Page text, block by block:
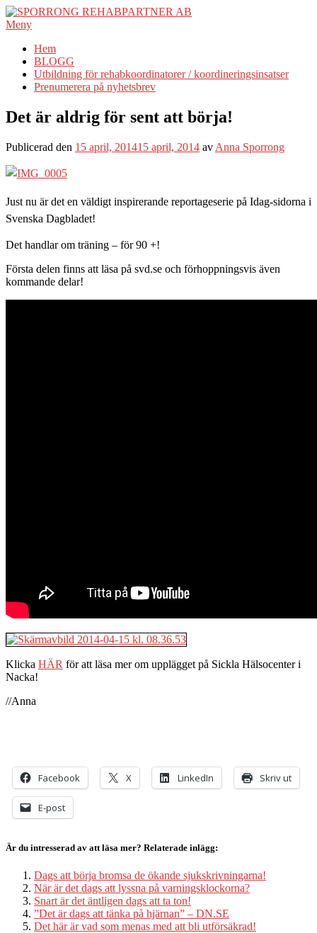
Hoppa
till
Meny
Hem
BLOGG
Utbildning för rehabkoordinatorer / koordineringsinsatser
Prenumerera på nyhetsbrev
Det är aldrig för sent att börja!
Publicerad den 15 april, 201415 april, 2014 av Anna Sporrong
Just nu är det en väldigt inspirerande reportageserie på Idag-sidorna i
Svenska Dagbladet!
Det handlar om träning – för 90 +!
Första delen finns att läsa på svd.se och förhoppningsvis även
kommande delar!
Klicka HÄR för att läsa mer om upplägget på Sickla Hälsocenter i
Nacka!
//Anna
Facebook X LinkedIn Skriv ut
E-post
Är du intresserad av att läsa mer? Relaterade inlägg:
Dags att börja bromsa de ökande sjukskrivningarna!
När är det dags att lyssna på varningsklockorna?
Snart är det äntligen dags att ta ton!
”Det är dags att tänka på hjärnan” – DN.SE
Det här är vad som menas med att bli utförsäkrad!